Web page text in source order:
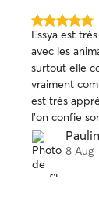
5.0 étoile(s)
sur
5
Essya est
avec les
surtout elle
vraiment
est très
l’on confie
super séjour
nouveau à
besoin.
8 Aug